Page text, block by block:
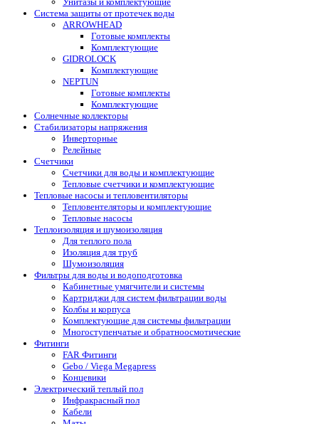
Система защиты от протечек воды
ARROWHEAD
Готовые комплекты
Комплектующие
GIDROLOCK
Комплектующие
NEPTUN
Готовые комплекты
Комплектующие
Солнечные коллекторы
Стабилизаторы напряжения
Инверторные
Релейные
Счетчики
Счетчики для воды и комплектующие
Тепловые счетчики и комплектующие
Тепловые насосы и тепловентиляторы
Тепловентеляторы и комплектующие
Тепловые насосы
Теплоизоляция и шумоизоляция
Для теплого пола
Изоляция для труб
Шумоизоляция
Фильтры для воды и водоподготовка
Кабинетные умягчители и системы
Картриджи для систем фильтрации воды
Колбы и корпуса
Комплектующие для системы фильтрации
Многоступенчатые и обратноосмотические
Фитинги
FAR Фитинги
Gebo / Viega Megapress
Концевики
Электрический теплый пол
Инфракрасный пол
Кабели